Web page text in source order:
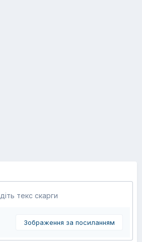
текс скарги
Зображення за посиланням